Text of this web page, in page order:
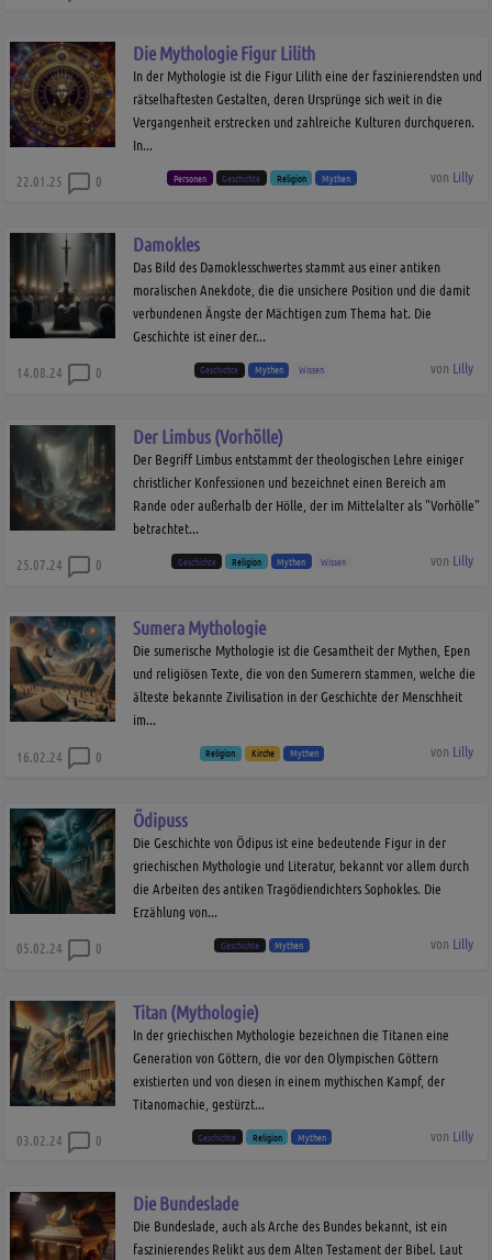
Die Mythologie Figur Lilith
In der Mythologie ist die Figur Lilith eine der faszinierendsten und
rätselhaftesten Gestalten, deren Ursprünge sich weit in die
Vergangenheit erstrecken und zahlreiche Kulturen durchqueren.
In...
22.01.25
0 Personen Geschichte Religion Mythen von Lilly
Damokles
Das Bild des Damoklesschwertes stammt aus einer antiken
moralischen Anekdote, die die unsichere Position und die damit
verbundenen Ängste der Mächtigen zum Thema hat. Die
Geschichte ist einer der...
14.08.24
0 Geschichte Mythen Wissen von Lilly
Der Limbus (Vorhölle)
Der Begriff Limbus entstammt der theologischen Lehre einiger
christlicher Konfessionen und bezeichnet einen Bereich am
Rande oder außerhalb der Hölle, der im Mittelalter als "Vorhölle"
betrachtet...
25.07.24
0 Geschichte Religion Mythen Wissen von Lilly
Sumera Mythologie
Die sumerische Mythologie ist die Gesamtheit der Mythen, Epen
und religiösen Texte, die von den Sumerern stammen, welche die
älteste bekannte Zivilisation in der Geschichte der Menschheit
im...
16.02.24
0 Religion Kirche Mythen von Lilly
Ödipuss
Die Geschichte von Ödipus ist eine bedeutende Figur in der
griechischen Mythologie und Literatur, bekannt vor allem durch
die Arbeiten des antiken Tragödiendichters Sophokles. Die
Erzählung von...
05.02.24
0 Geschichte Mythen von Lilly
Titan (Mythologie)
In der griechischen Mythologie bezeichnen die Titanen eine
Generation von Göttern, die vor den Olympischen Göttern
existierten und von diesen in einem mythischen Kampf, der
Titanomachie, gestürzt...
03.02.24
0 Geschichte Religion Mythen von Lilly
Die Bundeslade
Die Bundeslade, auch als Arche des Bundes bekannt, ist ein
faszinierendes Relikt aus dem Alten Testament der Bibel. Laut